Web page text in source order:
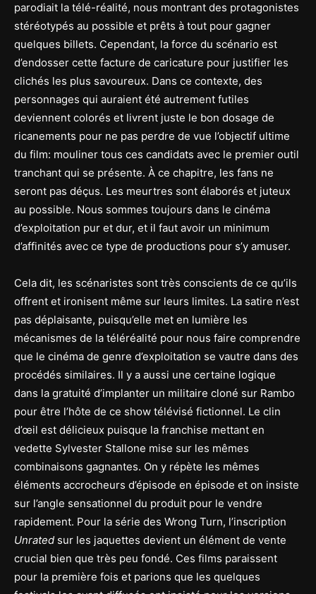
parodiait la télé-réalité, nous montrant des protagonistes
stéréotypés au possible et prêts à tout pour gagner
quelques billets. Cependant, la force du scénario est
d’endosser cette facture de caricature pour justifier les
clichés les plus savoureux. Dans ce contexte, des
personnages qui auraient été autrement futiles
deviennent colorés et livrent juste le bon dosage de
ricanements pour ne pas perdre de vue l’objectif ultime
du film: mouliner tous ces candidats avec le premier outil
tranchant qui se présente. À ce chapitre, les fans ne
seront pas déçus. Les meurtres sont élaborés et juteux
au possible. Nous sommes toujours dans le cinéma
d’exploitation pur et dur, et il faut avoir un minimum
d’affinités avec ce type de productions pour s’y amuser.
Cela dit, les scénaristes sont très conscients de ce qu’ils
offrent et ironisent même sur leurs limites. La satire n’est
pas déplaisante, puisqu’elle met en lumière les
mécanismes de la téléréalité pour nous faire comprendre
que le cinéma de genre d’exploitation se vautre dans des
procédés similaires. Il y a aussi une certaine logique
dans la gratuité d’implanter un militaire cloné sur Rambo
pour être l’hôte de ce show télévisé fictionnel. Le clin
d’œil est délicieux puisque la franchise mettant en
vedette Sylvester Stallone mise sur les mêmes
combinaisons gagnantes. On y répète les mêmes
éléments accrocheurs d’épisode en épisode et on insiste
sur l’angle sensationnel du produit pour le vendre
rapidement. Pour la série des Wrong Turn, l’inscription
Unrated sur les jaquettes devient un élément de vente
crucial bien que très peu fondé. Ces films paraissent
pour la première fois et parions que les quelques